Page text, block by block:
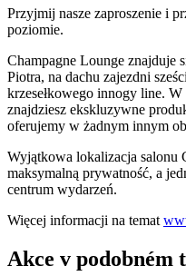
Przyjmij nasze zaproszenie i
poziomie.
Champagne Lounge znajduje
Piotra, na dachu zajezdni
krzesełkowego innogy line.
znajdziesz ekskluzywne
oferujemy w żadnym innym
Wyjątkowa lokalizacja salonu
maksymalną prywatność, a
centrum wydarzeń.
Więcej informacji na temat
Akce v podobném